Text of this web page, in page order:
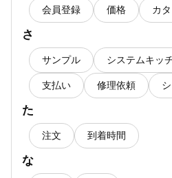
会員登録 価格 カ
さ
サンプル システムキッ
支払い 修理依頼
た
注文 到着時間
な